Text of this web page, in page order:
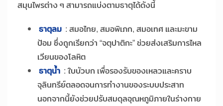
สมุนไพรต่าง ๆ สามารถแบ่งตามธาตุได้ดังนี้
ธาตุลม : สมอไทย, สมอพิเภก, สมอเทศ และมะขาม
ป้อม ซึ่งถูกเรียกว่า “จตุปาติกะ” ช่วยส่งเสริมการไหล
เวียนของโลหิต
ธาตุน้ำ : ใบบัวบก เพื่อรองรับของเหลวและคราบ
จุลินทรีย์ตลอดจนการทำงานของระบบประสาท
นอกจากนี้ยังช่วยปรับสมดุลอุณหภูมิภายในร่างกาย